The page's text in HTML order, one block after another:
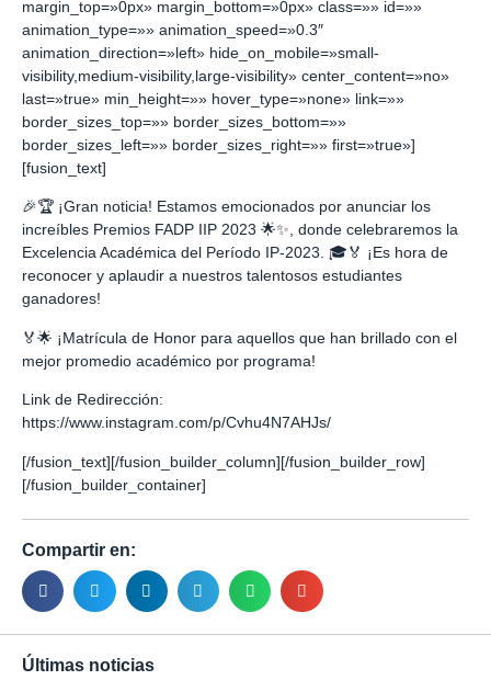
margin_top=»0px» margin_bottom=»0px» class=»» id=»»
animation_type=»» animation_speed=»0.3″
animation_direction=»left» hide_on_mobile=»small-
visibility,medium-visibility,large-visibility» center_content=»no»
last=»true» min_height=»» hover_type=»none» link=»»
border_sizes_top=»» border_sizes_bottom=»»
border_sizes_left=»» border_sizes_right=»» first=»true»]
[fusion_text]
🎉🏆 ¡Gran noticia! Estamos emocionados por anunciar los
increíbles Premios FADP IIP 2023 🌟✨, donde celebraremos la
Excelencia Académica del Período IP-2023. 🎓🏅 ¡Es hora de
reconocer y aplaudir a nuestros talentosos estudiantes
ganadores!
🏅🌟 ¡Matrícula de Honor para aquellos que han brillado con el
mejor promedio académico por programa!
Link de Redirección:
https://www.instagram.com/p/Cvhu4N7AHJs/
[/fusion_text][/fusion_builder_column][/fusion_builder_row]
[/fusion_builder_container]
Compartir en:
Últimas noticias